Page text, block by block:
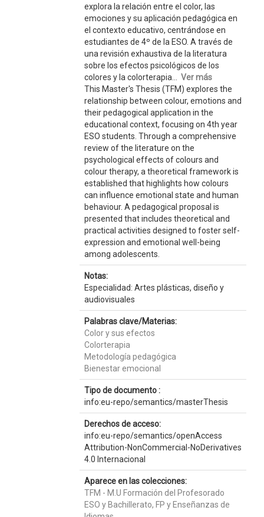
explora la relación entre el color, las
emociones y su aplicación pedagógica en
el contexto educativo, centrándose en
estudiantes de 4º de la ESO. A través de
una revisión exhaustiva de la literatura
sobre los efectos psicológicos de los
colores y la colorterapia... Ver más
This Master's Thesis (TFM) explores the
relationship between colour, emotions and
their pedagogical application in the
educational context, focusing on 4th year
ESO students. Through a comprehensive
review of the literature on the
psychological effects of colours and
colour therapy, a theoretical framework is
established that highlights how colours
can influence emotional state and human
behaviour. A pedagogical proposal is
presented that includes theoretical and
practical activities designed to foster self-
expression and emotional well-being
among adolescents.
Notas:
Especialidad: Artes plásticas, diseño y
audiovisuales
Palabras clave/Materias:
Color y sus efectos
Colorterapia
Metodología pedagógica
Bienestar emocional
Tipo de documento :
info:eu-repo/semantics/masterThesis
Derechos de acceso:
info:eu-repo/semantics/openAccess
Attribution-NonCommercial-NoDerivatives
4.0 Internacional
Aparece en las colecciones:
TFM - M.U Formación del Profesorado
ESO y Bachillerato, FP y Enseñanzas de